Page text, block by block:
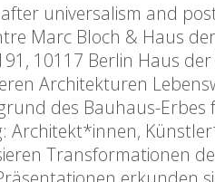
universalism and
Marc Bloch & Haus
10117 Berlin Haus
Architekturen
des Bauhaus-Erbes
Architekt*innen,
Transformationen